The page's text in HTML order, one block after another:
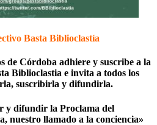
Basta Biblioclastía
de Córdoba adhiere y suscribe a la
Biblioclastia e invita a todos los
suscribirla y difundirla.
y difundir la Proclama del
nuestro llamado a la conciencia»